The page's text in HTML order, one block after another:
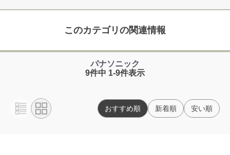
このカテゴリの関連情報
パナソニック
9件中 1-9件表示
おすすめ順 新着順 安い順